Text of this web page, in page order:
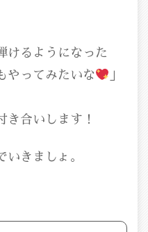
けるようになった
やってみたいな
」
き合いします！
いきましょ。